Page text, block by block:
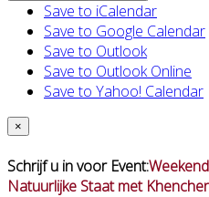
Save to iCalendar
Save to Google Calendar
Save to Outlook
Save to Outlook Online
Save to Yahoo! Calendar
×
Schrijf u in voor Event:
Natuurlijke Staat met